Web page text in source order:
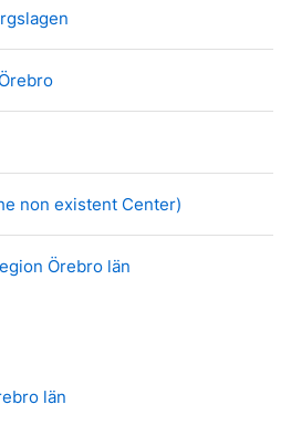
non existent Center)
Örebro län
län